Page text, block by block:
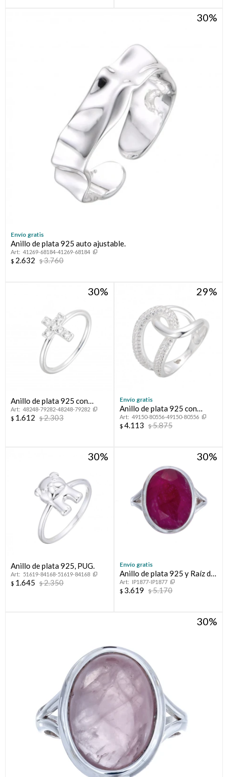
30
Envío gratis
Anillo de plata 925 auto ajustable.
41269-68184-41269-68184
$ 2.632 $3.760
30
Anillo de plata 925 con
circonias, CRUZ.
48248-79282-48248-79282
$ 1.612 $2.303
29
Envío gratis
Anillo de plata 925 con
circonias, LAZO.
49150-80556-49150-80556
$ 4.113 $5.875
30
Anillo de plata 925, PUG.
51619-84168-51619-84168
$ 1.645 $2.350
30
Envío gratis
Anillo de plata 925 y Raíz de
RubíIP1877-IP1877
$ 3.619 $5.170
30